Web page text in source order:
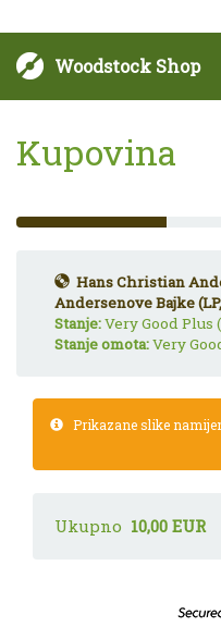
Woodstock Shop
Kupovina
33%
Complete
Hans Christian
Andersenove Bajke
Stanje:Very Good Plus
Stanje omota:Very
Prikazane slike
Ukupno 10,00 EUR